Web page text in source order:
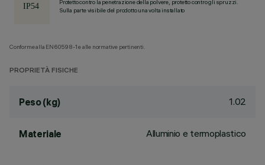
Protetto contro la penetrazione della polvere, protetto contro gli spruzzi.
Sulla parte visibile del prodotto una volta installato
Conforme alla EN60598-1 e alle normative pertinenti.
PROPRIETÀ FISICHE
Peso (kg) 1.02
Materiale Alluminio e termoplastico